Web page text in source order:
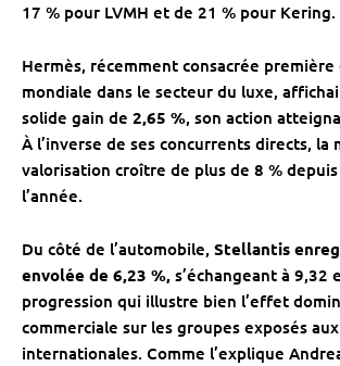
17 % pour LVMH et de 21 % pour Kering.
Hermès, récemment consacrée
mondiale dans le secteur du luxe,
solide gain de 2,65 %, son action
À l’inverse de ses concurrents directs, la
valorisation croître de plus de 8 %
l’année.
Du côté de l’automobile, Stellantis
envolée de 6,23 %, s’échangeant à 9,32
progression qui illustre bien l’effet
commerciale sur les groupes exposés
internationales. Comme l’explique